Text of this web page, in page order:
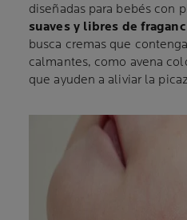
diseñadas para bebés con
suaves y libres de
busca cremas que
calmantes, como avena
que ayuden a aliviar la